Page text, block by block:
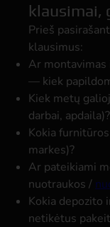
klausimai,
Prieš
klausimus:
Ar montavimas
— kiek
Kiek metų
darbai, apdaila)?
Kokia
markes)?
Ar pateikiami
nuotraukos /
Kokia depozito
netikėtus